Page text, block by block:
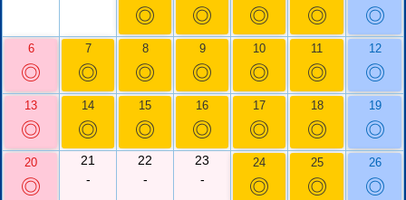
◎ ◎ ◎ ◎ ◎
6
◎
7
◎
8
◎
9
◎
10
◎
11
◎
12
◎
13
◎
14
◎
15
◎
16
◎
17
◎
18
◎
19
◎
20
◎
21
-
22
-
23
-
24
◎
25
◎
26
◎